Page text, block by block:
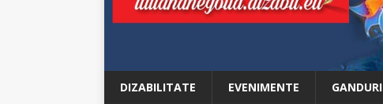
DIZABILITATE EVENIMENTE GANDURI